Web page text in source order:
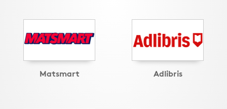
Matsmart Adlibris